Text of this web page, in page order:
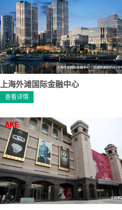
上海外滩国际金融中心
查看详情